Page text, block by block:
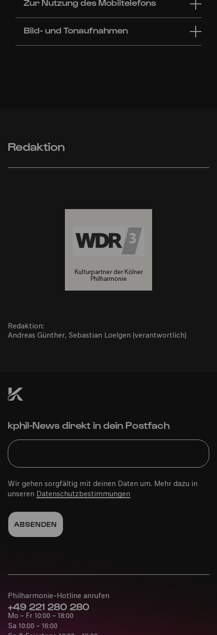
Zur Nutzung des Mobiltelefons
Bild- und Tonaufnahmen
Redaktion
Kulturpartner der Kölner
Philharmonie
Redaktion:
Andreas Günther, Sebastian Loelgen (verantwortlich)
kphil-News direkt in dein Postfach
Wir gehen sorgfältig mit deinen Daten um. Mehr dazu in
unseren Datenschutzbestimmungen
Philharmonie-Hotline anrufen
+49 221 280 280
Mo – Fr 10:00 – 18:00
Sa 10:00 – 16:00